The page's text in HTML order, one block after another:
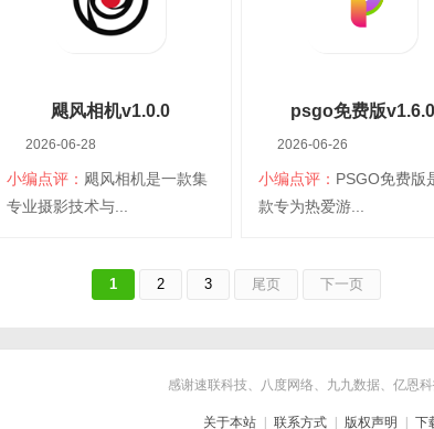
查看详情
扫码立即下载
查看详情
扫码立即下载
飓风相机v1.0.0
2026-06-28
小编点评： 飓风相机是一款集
专业摄影技术与...
psgo免费版v1.6.0
2026-06-26
小编点评： PSGO免费版
款专为热爱游...
查看详情
1 2 3 尾页 下一页
感谢速联科技、八度网络、九九数据、亿恩
关于本站 联系方式 版权声明 下